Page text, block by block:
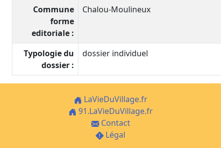
Commune
forme
editoriale :
Chalou-Moulineux
Typologie du
dossier :
dossier individuel
LaVieDuVillage.fr
91.LaVieDuVillage.fr
Contact
Légal